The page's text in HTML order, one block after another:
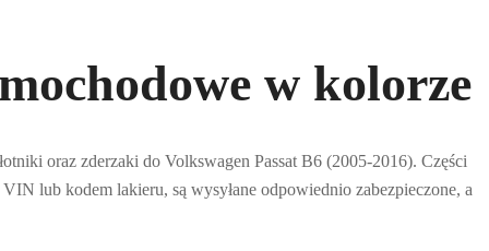
w kolorze
oraz zderzaki do Volkswagen Passat B6 (2005-2016). Części
lub kodem lakieru, są wysyłane odpowiednio zabezpieczone, a